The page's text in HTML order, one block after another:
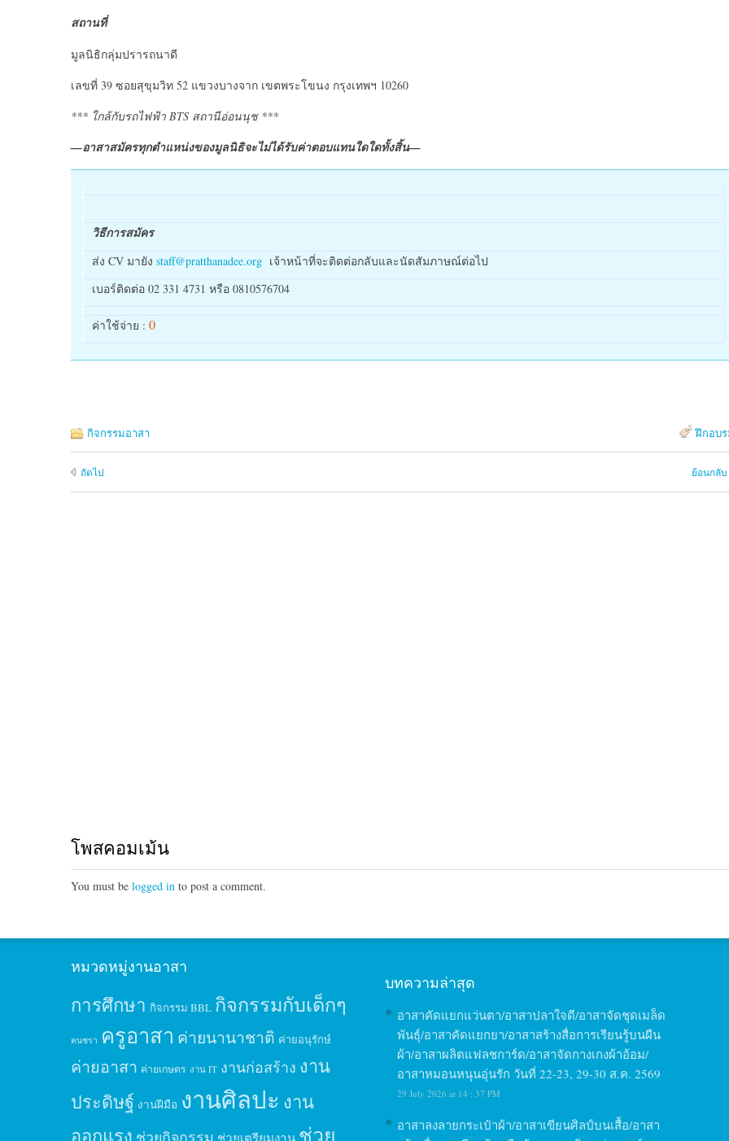
สถานที่
มูลนิธิกลุ่มปรารถนาดี
เลขที่ 39 ซอยสุขุมวิท 52 แขวงบางจาก เขตพระโขนง กรุงเทพฯ 10260
*** ใกล้กับรถไฟฟ้า BTS สถานีอ่อนนุช ***
—อาสาสมัครทุกตำแหน่งของมูลนิธิจะไม่ได้รับค่าตอบแทนใดใดทั้งสิ้น—
วิธีการสมัคร
ส่ง CV มายัง staff@pratthanadee.org เจ้าหน้าที่จะติดต่อกลับและนัดสัมภาษณ์ต่อไป
เบอร์ติดต่อ 02 331 4731 หรือ 0810576704
ค่าใช้จ่าย : 0
กิจกรรมอาสา ฝึกอบ
ถัดไป ย้อนกลับ
โพสคอมเม้น
You must be logged in to post a comment.
หมวดหมู่งานอาสา
การศึกษา กิจกรรม BBL กิจกรรมกับเด็กๆ
คนชรา ครูอาสา ค่ายนานาชาติ ค่ายอนุรักษ์
ค่ายอาสา ค่ายเกษตร งาน IT งานก่อสร้าง งาน
ประดิษฐ์ งานฝีมือ งานศิลปะ งาน
ออกแรง ช่วยกิจกรรม ช่วยเตรียมงาน ช่วย
บทความล่าสุด
อาสาคัดแยกแว่นตา/อาสาปลาใจดี/อาสาจัดชุดเมล็ด
พันธุ์/อาสาคัดแยกยา/อาสาสร้างสื่อการเรียนรู้บนผืน
ผ้า/อาสาผลิตแฟลชการ์ด/อาสาจัดกางเกงผ้าอ้อม/
อาสาหมอนหนุนอุ่นรัก วันที่ 22-23, 29-30 ส.ค. 2569
29 July 2026 at 14 : 37 PM
อาสาลงลายกระเป๋าผ้า/อาสาเขียนศิลป์บนเสื้อ/อาสา